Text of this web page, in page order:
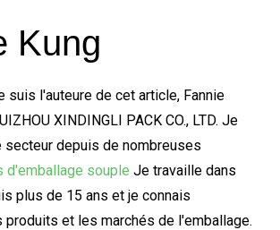
Kung
suis l'auteure de cet article, Fannie
XINDINGLI PACK CO., LTD. Je
secteur depuis de nombreuses
d'emballage souple Je travaille dans
plus de 15 ans et je connais
et les marchés de l'emballage.